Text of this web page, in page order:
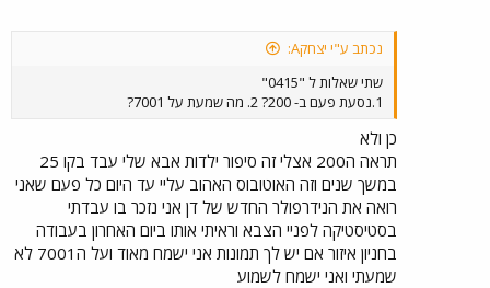
נכתב ע"י יצחקA:
שתי שאלות ל "0415"
1.נסעת פעם ב- 200? 2. מה שמעת על 7001?
כן ולא
תראה ה200 אצלי זה סיפור ילדות אבא שלי עבד בקו 25
במשך שנים וזה האוטובוס האהוב עליי עד היום כל פעם שאני
רואה את הנידרפולר החדש של דן אני נזכר בו עבדתי
בסטיסטיקה לפניי הצבא וראיתי אותו ביום האחרון בעבודה
בחניון איזור אם יש לך תמונות אני ישמח מאוד ועל ה7001 לא
שמעתי ואני ישמח לשמוע